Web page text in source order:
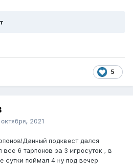
5
2021
подквест дался
6 тарпонов за 3 игросуток , в
сутки поймал 4 ну под вечер